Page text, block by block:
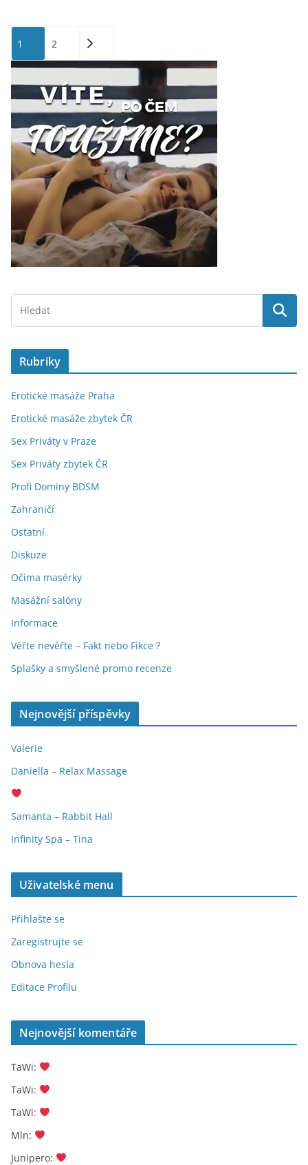
Stránkování
příspěvků
1 2
Rubriky
Erotické masáže Praha
Erotické masáže zbytek ČR
Sex Priváty v Praze
Sex Priváty zbytek ČR
Profi Dominy BDSM
Zahraničí
Ostatní
Diskuze
Očima masérky
Masážní salóny
Informace
Věřte nevěřte – Fakt nebo Fikce ?
Splašky a smyšlené promo recenze
Nejnovější příspěvky
Valerie
Daniella – Relax Massage
Samanta – Rabbit Hall
Infinity Spa – Tina
Uživatelské menu
Přihlašte se
Zaregistrujte se
Obnova hesla
Editace Profilu
Nejnovější komentáře
TaWi:
TaWi:
TaWi:
Mln:
Junipero: